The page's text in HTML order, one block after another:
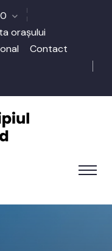
orașului
Contact